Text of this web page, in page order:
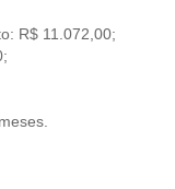
R$ 11.072,00;